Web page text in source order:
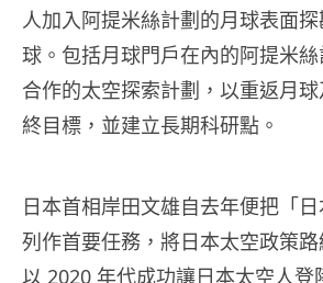
人加入阿提米絲計劃的月球表面
球。包括月球門戶在內的阿提米
合作的太空探索計劃，以重返月
終目標，並建立長期科研點。
日本首相岸田文雄自去年便把「日
列作首要任務，將日本太空政策路
以 2020 年代成功讓日本太空人登